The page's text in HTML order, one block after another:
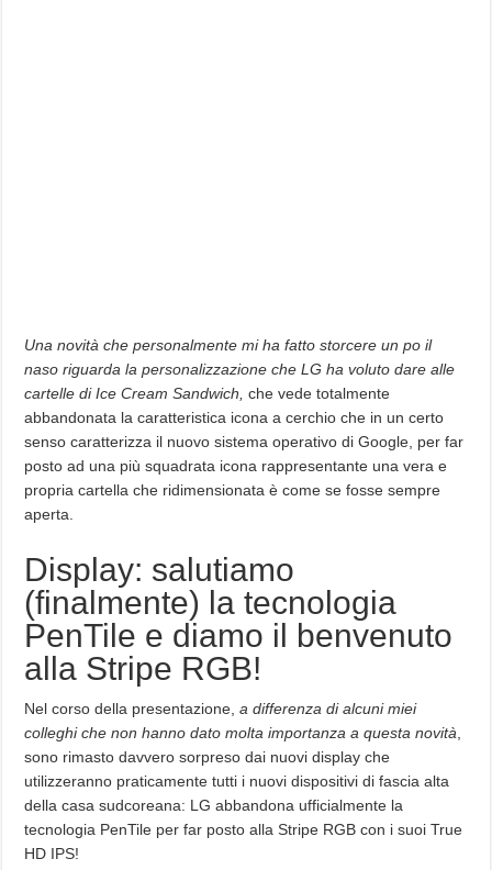
Una novità che personalmente mi ha fatto storcere un po il
naso riguarda la personalizzazione che LG ha voluto dare alle
cartelle di Ice Cream Sandwich, che vede totalmente
abbandonata la caratteristica icona a cerchio che in un certo
senso caratterizza il nuovo sistema operativo di Google, per far
posto ad una più squadrata icona rappresentante una vera e
propria cartella che ridimensionata è come se fosse sempre
aperta.
Display: salutiamo
(finalmente) la tecnologia
PenTile e diamo il benvenuto
alla Stripe RGB!
Nel corso della presentazione,a differenza di alcuni miei
colleghi che non hanno dato molta importanza a questa novità
sono rimasto davvero sorpreso dai nuovi display che
utilizzeranno praticamente tutti i nuovi dispositivi di fascia alta
della casa sudcoreana: LG abbandona ufficialmente la
tecnologia PenTile per far posto alla Stripe RGB con i suoi True
HD IPS!